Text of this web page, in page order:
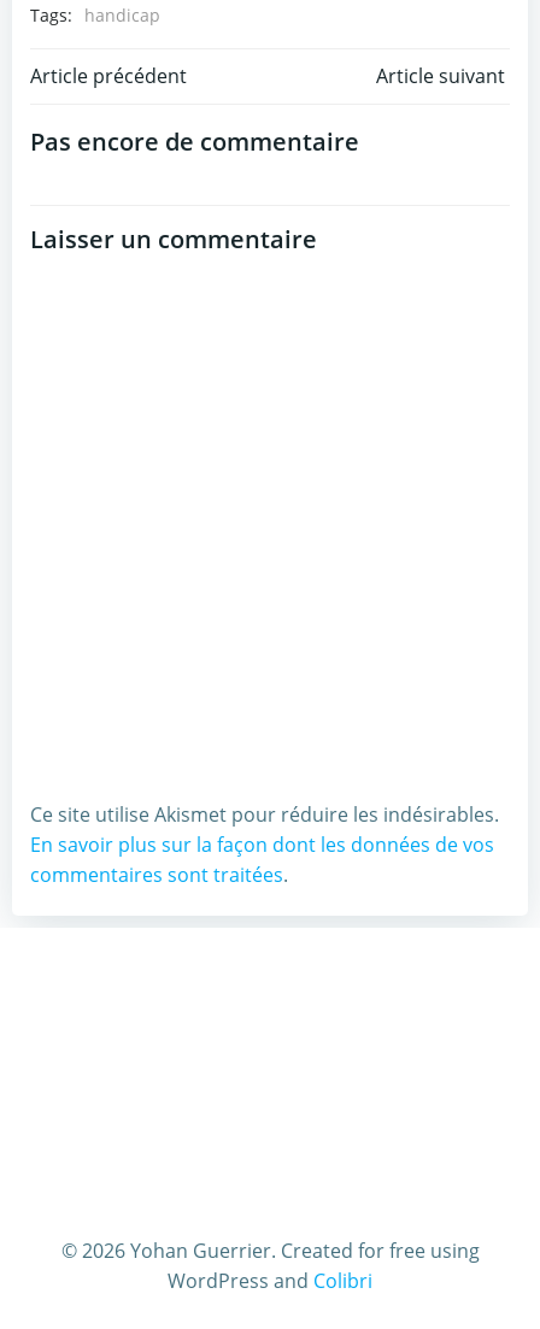
Tags:
handicap
Post
navigation
Article précédent
navigation
Article suivant
Pas encore de commentaire
Laisser un commentaire
Ce site utilise Akismet pour réduire les indésirables.
En savoir plus sur la façon dont les données de vos
commentaires sont traitées.
© 2026 Yohan Guerrier. Created for free using
WordPress and Colibri